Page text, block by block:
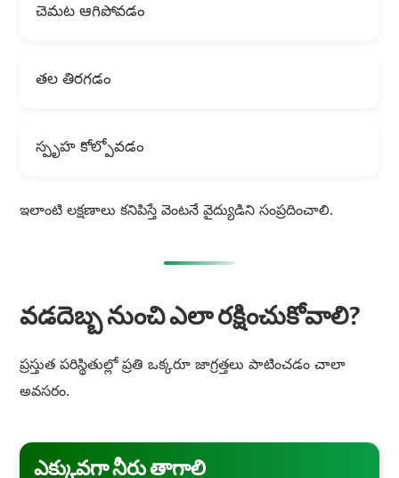
చెమట ఆగిపోవడం
తల తిరగడం
స్పృహ కోల్పోవడం
ఇలాంటి లక్షణాలు కనిపిస్తే వెంటనే వైద్యుడిని సంప్రదించాలి.
వడదెబ్బ నుంచి ఎలా రక్షించుకోవాలి?
ప్రస్తుత పరిస్థితుల్లో ప్రతి ఒక్కరూ జాగ్రత్తలు పాటించడం చాలా
అవసరం.
ఎక్కువగా నీరు తాగాలి